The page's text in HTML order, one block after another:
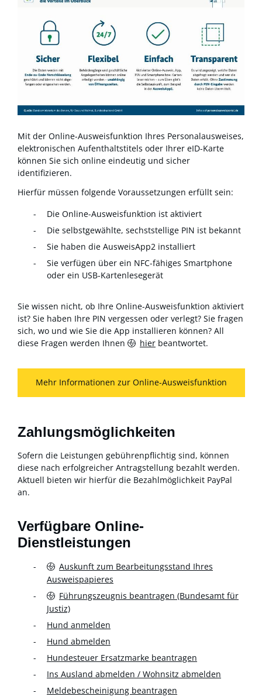
Mit der Online-Ausweisfunktion Ihres Personalausweises,
elektronischen Aufenthaltstitels oder Ihrer eID-Karte
können Sie sich online eindeutig und sicher
identifizieren.
Hierfür müssen folgende Voraussetzungen erfüllt sein:
Die Online-Ausweisfunktion ist aktiviert
Die selbstgewählte, sechststellige PIN ist bekannt
Sie haben die AusweisApp2 installiert
Sie verfügen über ein NFC-fähiges Smartphone
oder ein USB-Kartenlesegerät
Sie wissen nicht, ob Ihre Online-Ausweisfunktion aktiviert
ist? Sie haben Ihre PIN vergessen oder verlegt? Sie fragen
sich, wo und wie Sie die App installieren können? All
diese Fragen werden Ihnen
hier beantwortet.
Mehr Informationen zur Online-Ausweisfunktion
Zahlungsmöglichkeiten
Sofern die Leistungen gebührenpflichtig sind, können
diese nach erfolgreicher Antragstellung bezahlt werden.
Aktuell bieten wir hierfür die Bezahlmöglichkeit PayPal
an.
Verfügbare Online-
Dienstleistungen
Auskunft zum Bearbeitungsstand Ihres
Ausweispapieres
Führungszeugnis beantragen (Bundesamt für
Justiz)
Hund anmelden
Hund abmelden
Hundesteuer Ersatzmarke beantragen
Ins Ausland abmelden / Wohnsitz abmelden
Meldebescheinigung beantragen